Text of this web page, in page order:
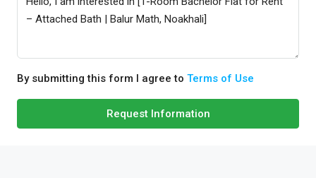
By submitting this form I agree to Terms of Use
Request Information